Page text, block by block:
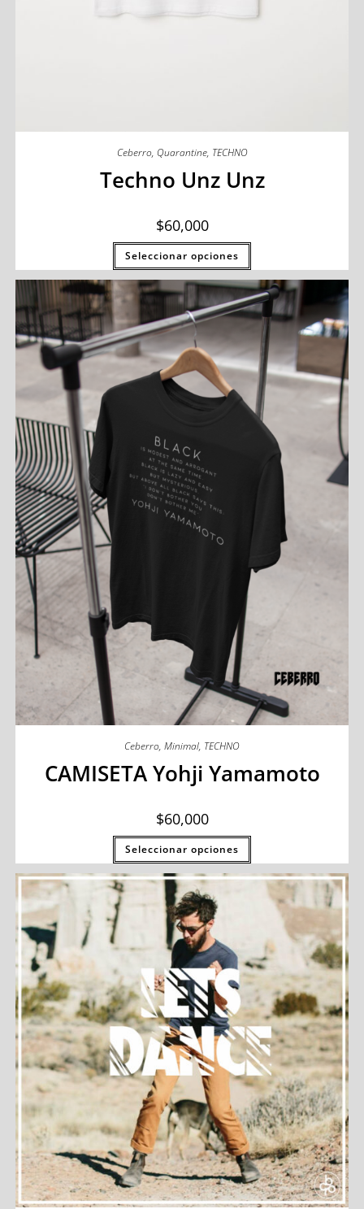
Ceberro, Quarantine, TECHNO
Techno Unz Unz
$60,000
Seleccionar opciones
Ceberro, Minimal, TECHNO
CAMISETA Yohji Yamamoto
$60,000
Seleccionar opciones